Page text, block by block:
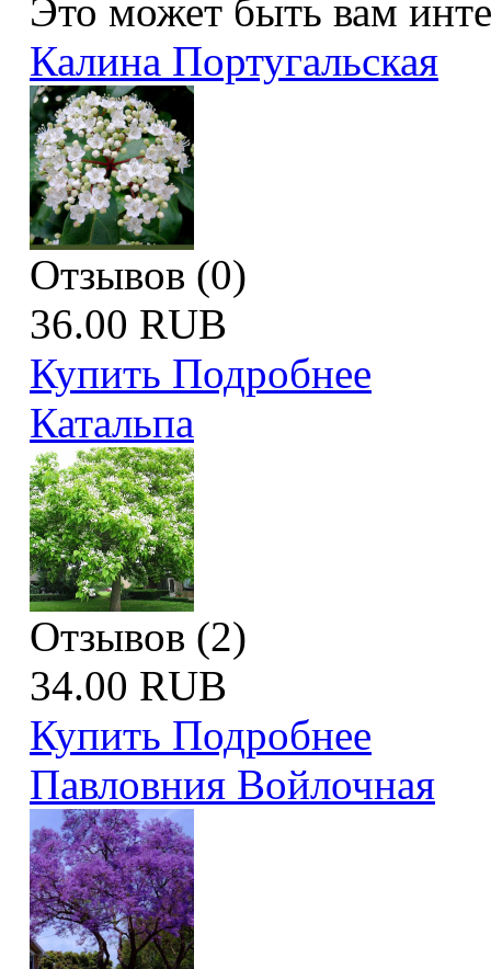
Это может быть вам
Калина Португальская
Отзывов (0)
36.00 RUB
Купить Подробнее
Катальпа
Отзывов (2)
34.00 RUB
Купить Подробнее
Павловния Войлочная